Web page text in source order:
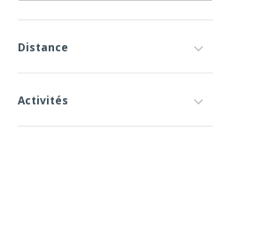
Distance
Activités